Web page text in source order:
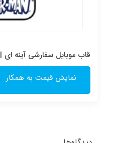
قاب موبایل سفارشی آینه ای | spider_man (کد 0573)
نمایش قیمت به همکار